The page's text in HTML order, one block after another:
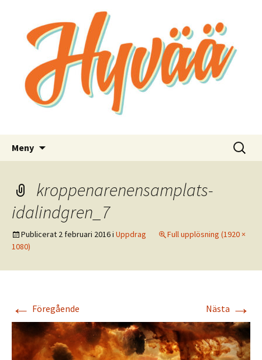
Hyvää
Bra kommunikation för bra saker
Meny
Sök
efter:
kroppenarenensamplats-
idalindgren_7
Publicerat 2 februari 2016i Uppdrag
Full upplösning (1920 ×
1080)
← Föregående Nästa →